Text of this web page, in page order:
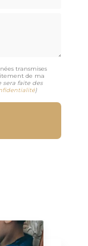
transmises
de ma
sera faite des
)